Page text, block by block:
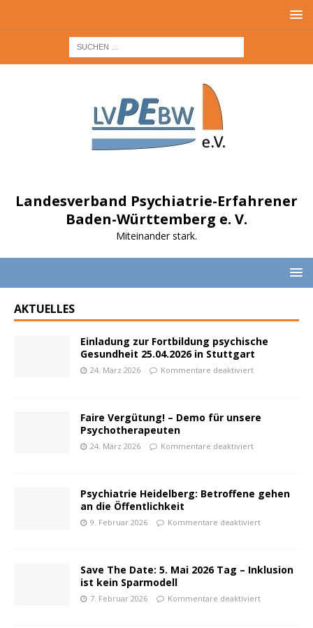
powered by WPCookiePro
Landesverband Psychiatrie-Erfahrener
Baden-Württemberg e. V.
Miteinander stark.
AKTUELLES
Einladung zur Fortbildung psychische
Gesundheit 25.04.2026 in Stuttgart
24. März 2026 Kommentare deaktiviert
Faire Vergütung! – Demo für unsere
Psychotherapeuten
24. März 2026 Kommentare deaktiviert
Psychiatrie Heidelberg: Betroffene gehen
an die Öffentlichkeit
9. Februar 2026 Kommentare deaktiviert
Save The Date: 5. Mai 2026 Tag – Inklusion
ist kein Sparmodell
7. Februar 2026 Kommentare deaktiviert